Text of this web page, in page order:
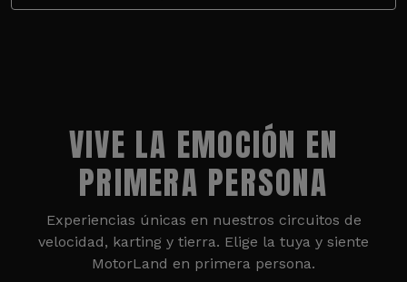
VIVE LA EMOCIÓN EN
PRIMERA PERSONA
Experiencias únicas en nuestros circuitos de
velocidad, karting y tierra. Elige la tuya y siente
MotorLand en primera persona.